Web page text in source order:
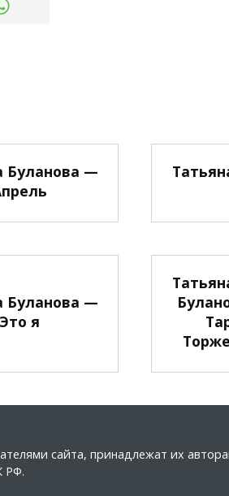
Буланова —
Буланова —
Это я
сайта, принадлежат их
РФ.